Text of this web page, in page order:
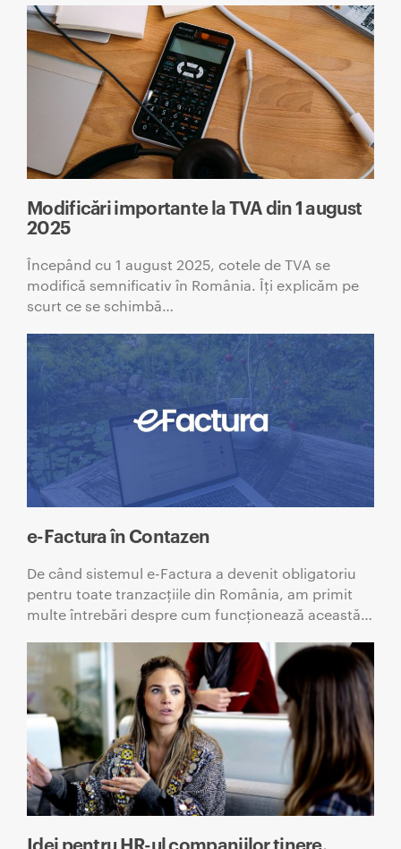
Modificări importante la TVA din 1 august
2025
Începând cu 1 august 2025, cotele de TVA se
modifică semnificativ în România. Îți explicăm pe
scurt ce se schimbă…
e-Factura în Contazen
De când sistemul e-Factura a devenit obligatoriu
pentru toate tranzacțiile din România, am primit
multe întrebări despre cum funcționează această…
Idei pentru HR-ul companiilor tinere.